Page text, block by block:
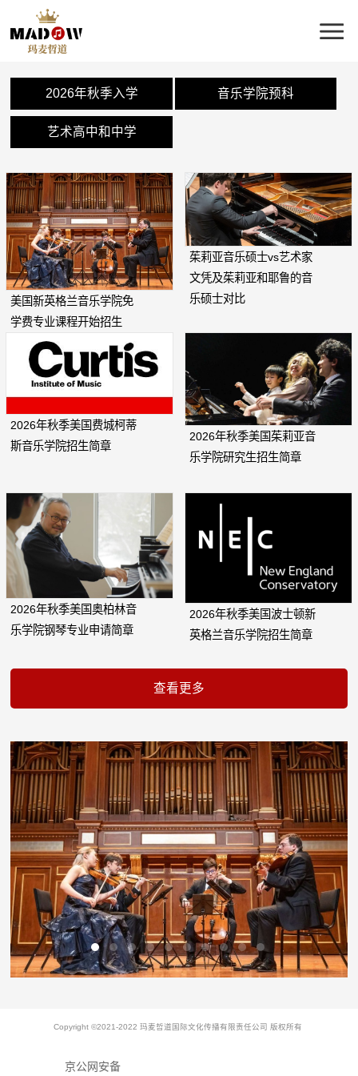
2026年秋季入学 音乐学院预科
艺术高中和中学
美国新英格兰音乐学院免
学费专业课程开始招生
茱莉亚音乐硕士vs艺术家
文凭及茱莉亚和耶鲁的音
乐硕士对比
2026年秋季美国费城柯蒂
斯音乐学院招生简章
2026年秋季美国茱莉亚音
乐学院研究生招生简章
2026年秋季美国奥柏林音
乐学院钢琴专业申请简章
2026年秋季美国波士顿新
英格兰音乐学院招生简章
Copyright ©2021-2022 玛麦哲道国际文化传播有限责任公司 版权所有
京公网安备